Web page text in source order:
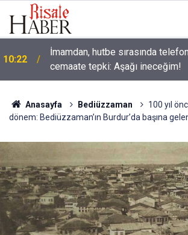
10:22
İmamdan, hutbe sırasında
cemaate tepki: Aşağı ineceğim!
Anasayfa Bediüzzaman
100 yıl
dönem: Bediüzzaman’ın Burdur’da başına